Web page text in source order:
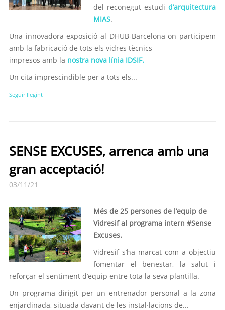
del reconegut estudi d’arquitectura
MIAS.
Una innovadora exposició al DHUB-Barcelona on participem
amb la fabricació de tots els vidres tècnics
impresos amb la nostra nova línia IDSIF.
Un cita imprescindible per a tots els...
Seguir llegint
SENSE EXCUSES, arrenca amb una
gran acceptació!
03/11/21
Més de 25 persones de l’equip de
Vidresif al programa intern #Sense
Excuses.
Vidresif s’ha marcat com a objectiu
fomentar el benestar, la salut i
reforçar el sentiment d’equip entre tota la seva plantilla.
Un programa dirigit per un entrenador personal a la zona
enjardinada, situada davant de les instal·lacions de...